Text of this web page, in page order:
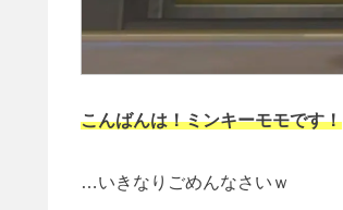
こんばんは！ミンキーモモです！
…いきなりごめんなさいｗ